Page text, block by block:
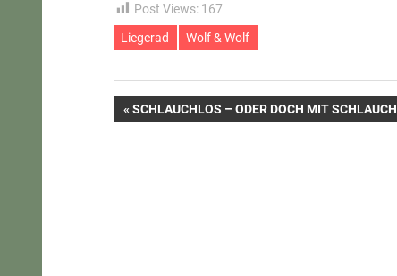
Post Views: 167
Liegerad Wolf & Wolf
Beitragsnavigation
VORHERIGER
SCHLAUCHLOS – ODER DOCH MIT SCHLAUCH